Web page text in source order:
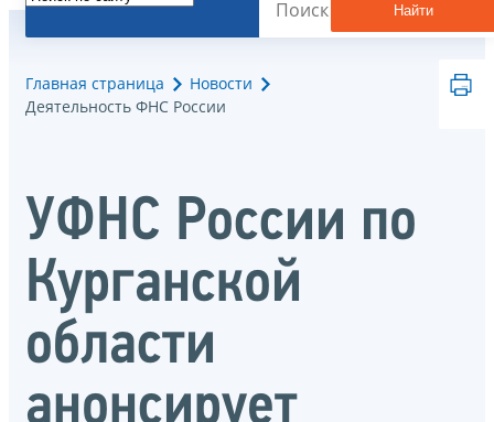
Найти
Главная страница
Новости
Деятельность ФНС России
УФНС России по
Курганской
области
анонсирует